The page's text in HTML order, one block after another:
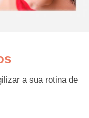
a sua rotina de